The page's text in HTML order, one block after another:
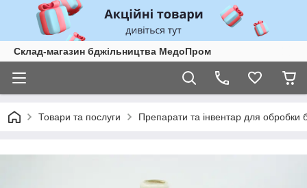
Склад-магазин бджільництва МедоПром
Товари та послуги Препарати та інвентар для обробки